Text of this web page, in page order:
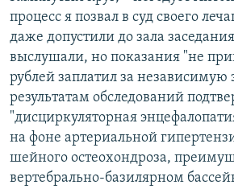
процесс я позвал в суд своего
даже допустили до зала
выслушали, но показания "не
рублей заплатил за независимую
результатам обследований
"дисциркуляторная
на фоне артериальной
шейного остеохондроза,
вертебрально-базилярном